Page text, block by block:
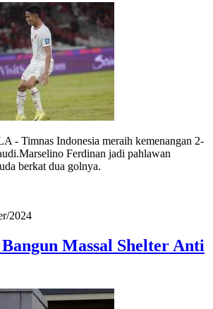
- Timnas Indonesia meraih kemenangan 2-
Ferdinan jadi pahlawan
berkat dua golnya.
2024
Massal Shelter Anti